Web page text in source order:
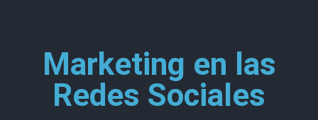
Marketing en las
Redes Sociales